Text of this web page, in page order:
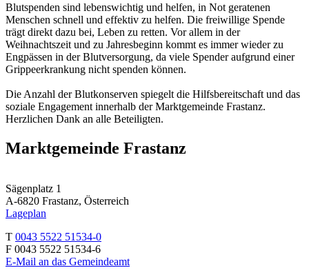
Blutspenden sind lebenswichtig und helfen, in Not geratenen
Menschen schnell und effektiv zu helfen. Die freiwillige Spende
trägt direkt dazu bei, Leben zu retten. Vor allem in der
Weihnachtszeit und zu Jahresbeginn kommt es immer wieder zu
Engpässen in der Blutversorgung, da viele Spender aufgrund einer
Grippeerkrankung nicht spenden können.
Die Anzahl der Blutkonserven spiegelt die Hilfsbereitschaft und das
soziale Engagement innerhalb der Marktgemeinde Frastanz.
Herzlichen Dank an alle Beteiligten.
Marktgemeinde Frastanz
Sägenplatz 1
A-6820 Frastanz, Österreich
Lageplan
T 0043 5522 51534-0
F 0043 5522 51534-6
E-Mail an das Gemeindeamt